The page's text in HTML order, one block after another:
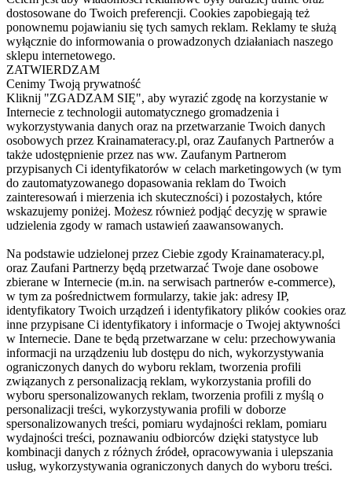
dostosowane do Twoich preferencji. Cookies zapobiegają też
ponownemu pojawianiu się tych samych reklam. Reklamy te służą
wyłącznie do informowania o prowadzonych działaniach naszego
sklepu internetowego.
ZATWIERDZAM
Cenimy Twoją prywatność
Kliknij "ZGADZAM SIĘ", aby wyrazić zgodę na korzystanie w
Internecie z technologii automatycznego gromadzenia i
wykorzystywania danych oraz na przetwarzanie Twoich danych
osobowych przez Krainamateracy.pl, oraz Zaufanych Partnerów a
także udostępnienie przez nas ww. Zaufanym Partnerom
przypisanych Ci identyfikatorów w celach marketingowych (w tym
do zautomatyzowanego dopasowania reklam do Twoich
zainteresowań i mierzenia ich skuteczności) i pozostałych, które
wskazujemy poniżej. Możesz również podjąć decyzję w sprawie
udzielenia zgody w ramach ustawień zaawansowanych.
Na podstawie udzielonej przez Ciebie zgody Krainamateracy.pl,
oraz Zaufani Partnerzy będą przetwarzać Twoje dane osobowe
zbierane w Internecie (m.in. na serwisach partnerów e-commerce),
w tym za pośrednictwem formularzy, takie jak: adresy IP,
identyfikatory Twoich urządzeń i identyfikatory plików cookies oraz
inne przypisane Ci identyfikatory i informacje o Twojej aktywności
w Internecie. Dane te będą przetwarzane w celu: przechowywania
informacji na urządzeniu lub dostępu do nich, wykorzystywania
ograniczonych danych do wyboru reklam, tworzenia profili
związanych z personalizacją reklam, wykorzystania profili do
wyboru spersonalizowanych reklam, tworzenia profili z myślą o
personalizacji treści, wykorzystywania profili w doborze
spersonalizowanych treści, pomiaru wydajności reklam, pomiaru
wydajności treści, poznawaniu odbiorców dzięki statystyce lub
kombinacji danych z różnych źródeł, opracowywania i ulepszania
usług, wykorzystywania ograniczonych danych do wyboru treści.